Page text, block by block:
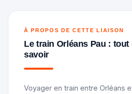
À PROPOS DE CETTE LIAISON
Le train Orléans Pau :
savoir
Voyager en train entre Orléans